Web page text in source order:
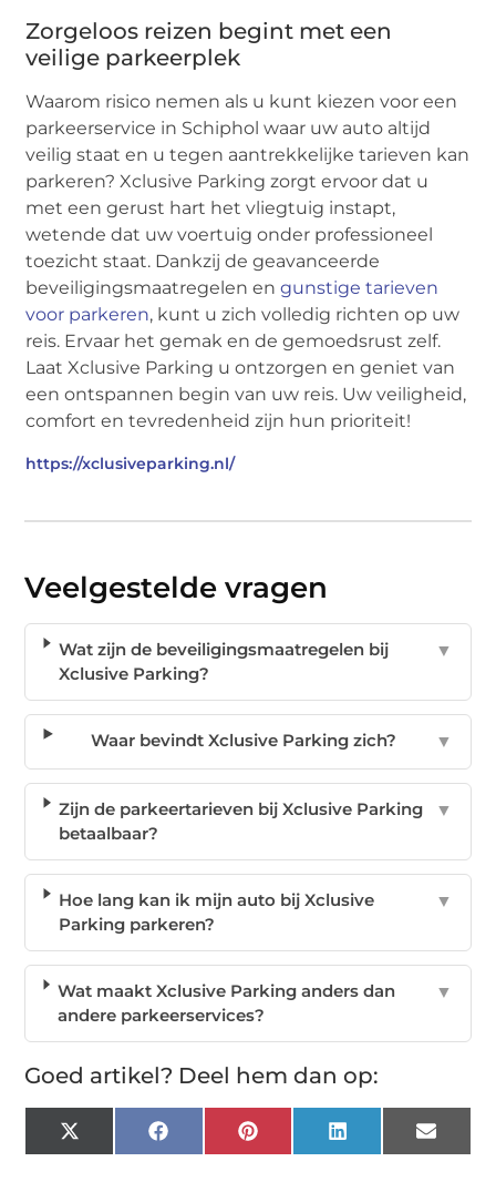
Zorgeloos reizen begint met een
veilige parkeerplek
Waarom risico nemen als u kunt kiezen voor een
parkeerservice in Schiphol waar uw auto altijd
veilig staat en u tegen aantrekkelijke tarieven kan
parkeren? Xclusive Parking zorgt ervoor dat u
met een gerust hart het vliegtuig instapt,
wetende dat uw voertuig onder professioneel
toezicht staat. Dankzij de geavanceerde
beveiligingsmaatregelen engunstige tarieven
voor parkeren, kunt u zich volledig richten op uw
reis. Ervaar het gemak en de gemoedsrust zelf.
Laat Xclusive Parking u ontzorgen en geniet van
een ontspannen begin van uw reis. Uw veiligheid,
comfort en tevredenheid zijn hun prioriteit!
https://xclusiveparking.nl/
Veelgestelde vragen
Wat zijn de beveiligingsmaatregelen bij
Xclusive Parking?
▼
Waar bevindt Xclusive Parking zich? ▼
Zijn de parkeertarieven bij Xclusive Parking
betaalbaar?
▼
Hoe lang kan ik mijn auto bij Xclusive
Parking parkeren?
▼
Wat maakt Xclusive Parking anders dan
andere parkeerservices?
▼
Goed artikel? Deel hem dan op:
X
(Twitter)
FacebookPinterest LinkedIn Email